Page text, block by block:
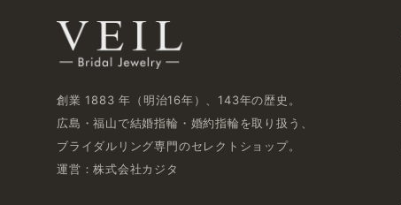
創業 1883 年​（明治16年）、​143年の​歴史。
広島・福山で​結婚指輪・婚約指輪を​取り扱う、​
ブライダルリング専門の​セレクトショップ。
運営：株式会社カジタ